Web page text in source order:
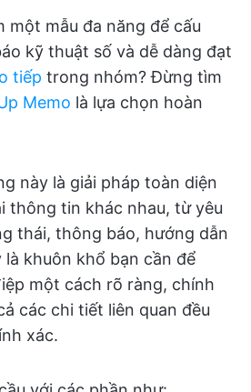
một mẫu đa năng để cấu
kỹ thuật số và dễ dàng đạt
tiếp trong nhóm? Đừng tìm
Memo là lựa chọn hoàn
này là giải pháp toàn diện
thông tin khác nhau, từ yêu
thái, thông báo, hướng dẫn
khuôn khổ bạn cần để
một cách rõ ràng, chính
các chi tiết liên quan đều
xác.